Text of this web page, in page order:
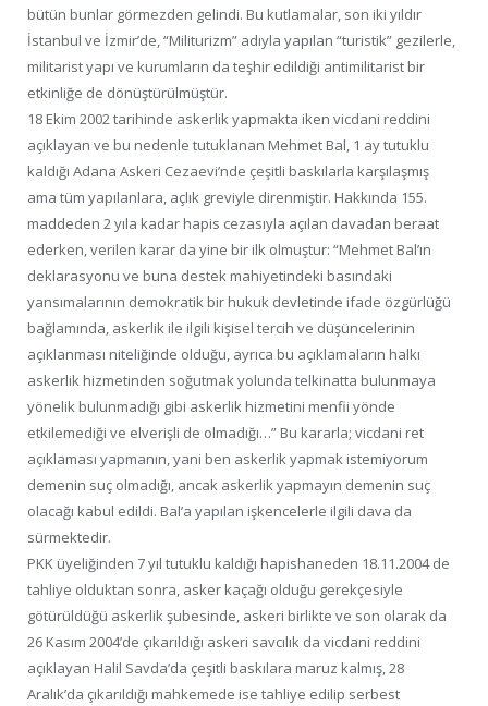
bütün bunlar görmezden gelindi. Bu kutlamalar, son iki yıldır
İstanbul ve İzmir’de, “Militurizm” adıyla yapılan “turistik” gezilerle,
militarist yapı ve kurumların da teşhir edildiği antimilitarist bir
etkinliğe de dönüştürülmüştür.
18 Ekim 2002 tarihinde askerlik yapmakta iken vicdani reddini
açıklayan ve bu nedenle tutuklanan Mehmet Bal, 1 ay tutuklu
kaldığı Adana Askeri Cezaevi’nde çeşitli baskılarla karşılaşmış
ama tüm yapılanlara, açlık greviyle direnmiştir. Hakkında 155.
maddeden 2 yıla kadar hapis cezasıyla açılan davadan beraat
ederken, verilen karar da yine bir ilk olmuştur: “Mehmet Bal’ın
deklarasyonu ve buna destek mahiyetindeki basındaki
yansımalarının demokratik bir hukuk devletinde ifade özgürlüğü
bağlamında, askerlik ile ilgili kişisel tercih ve düşüncelerinin
açıklanması niteliğinde olduğu, ayrıca bu açıklamaların halkı
askerlik hizmetinden soğutmak yolunda telkinatta bulunmaya
yönelik bulunmadığı gibi askerlik hizmetini menfii yönde
etkilemediği ve elverişli de olmadığı…” Bu kararla; vicdani ret
açıklaması yapmanın, yani ben askerlik yapmak istemiyorum
demenin suç olmadığı, ancak askerlik yapmayın demenin suç
olacağı kabul edildi. Bal’a yapılan işkencelerle ilgili dava da
sürmektedir.
PKK üyeliğinden 7 yıl tutuklu kaldığı hapishaneden 18.11.2004 de
tahliye olduktan sonra, asker kaçağı olduğu gerekçesiyle
götürüldüğü askerlik şubesinde, askeri birlikte ve son olarak da
26 Kasım 2004’de çıkarıldığı askeri savcılık da vicdani reddini
açıklayan Halil Savda’da çeşitli baskılara maruz kalmış, 28
Aralık’da çıkarıldığı mahkemede ise tahliye edilip serbest